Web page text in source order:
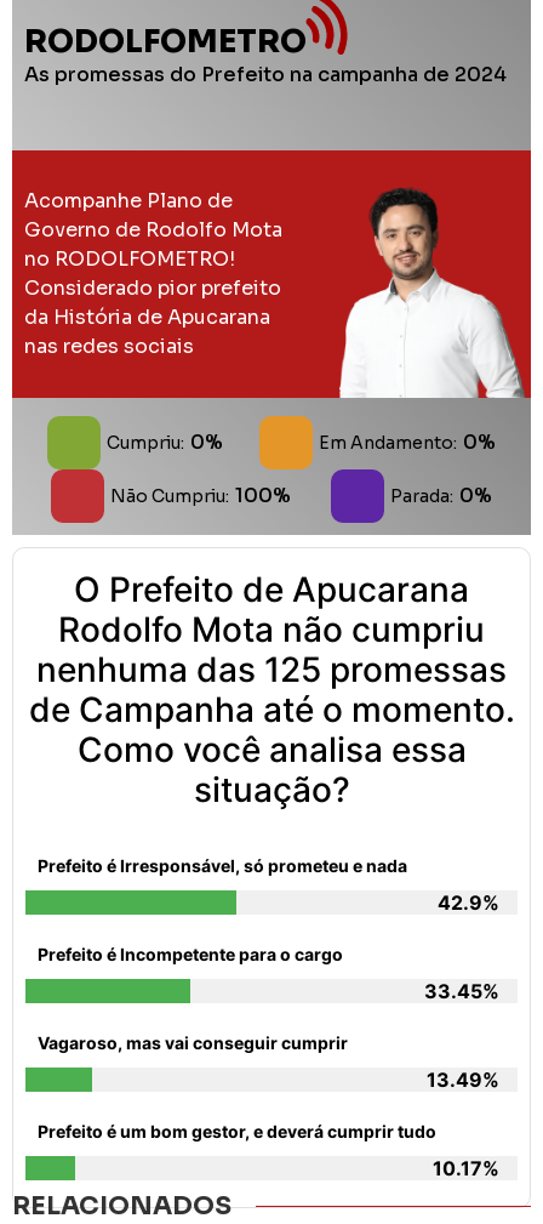
RODOLFOMETRO
As promessas do Prefeito na campanha de 2024
Acompanhe Plano de
Governo de Rodolfo Mota
no RODOLFOMETRO!
Considerado pior prefeito
da História de Apucarana
nas redes sociais
Cumpriu: 0% Em Andamento: 0%
Não Cumpriu: 100% Parada: 0%
O Prefeito de Apucarana
Rodolfo Mota não cumpriu
nenhuma das 125 promessas
de Campanha até o momento.
Como você analisa essa
situação?
Prefeito é Irresponsável, só prometeu e nada
42.9%
Prefeito é Incompetente para o cargo
33.45%
Vagaroso, mas vai conseguir cumprir
13.49%
Prefeito é um bom gestor, e deverá cumprir tudo
10.17%
RELACIONADOS